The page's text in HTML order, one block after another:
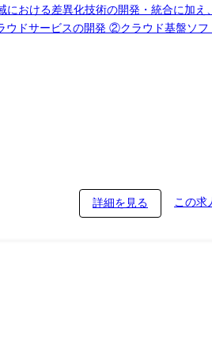
おける差異化技術の開発・統合に加え
ドサービスの開発 ②クラウド基盤ソ
詳細を見る この求